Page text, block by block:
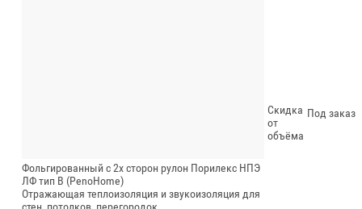
Фольгированный с 2х сторон рулон Порилекс НПЭ
ЛФ тип В (PenoHome)
Отражающая теплоизоляция и звукоизоляция для
стен, потолков, перегородок.
Скидка
от
объёма
Под заказ